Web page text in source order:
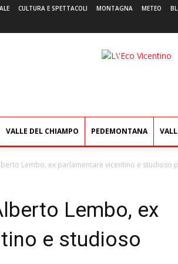
CULTURA E SPETTACOLI MONTAGNA METEO
L'Eco
VALLE DEL CHIAMPO PEDEMONTANA
Lembo, ex parlamentare vicentino e studioso
Lembo, ex
e studioso